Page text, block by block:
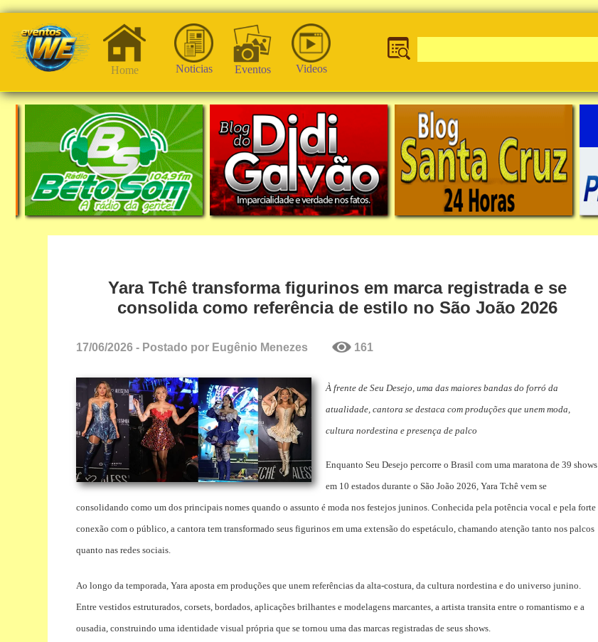
Home Noticias Eventos Videos
Yara Tchê transforma figurinos em marca registrada e se
consolida como referência de estilo no São João 2026
17/06/2026 - Postado por Eugênio Menezes 161
À frente de Seu Desejo, uma das maiores bandas do forró da
atualidade, cantora se destaca com produções que unem moda,
cultura nordestina e presença de palco
Enquanto Seu Desejo percorre o Brasil com uma maratona de 39 shows
em 10 estados durante o São João 2026, Yara Tchê vem se
consolidando como um dos principais nomes quando o assunto é moda nos festejos juninos. Conhecida pela potência vocal e pela forte
conexão com o público, a cantora tem transformado seus figurinos em uma extensão do espetáculo, chamando atenção tanto nos palcos
quanto nas redes sociais.
Ao longo da temporada, Yara aposta em produções que unem referências da alta-costura, da cultura nordestina e do universo junino.
Entre vestidos estruturados, corsets, bordados, aplicações brilhantes e modelagens marcantes, a artista transita entre o romantismo e a
ousadia, construindo uma identidade visual própria que se tornou uma das marcas registradas de seus shows.